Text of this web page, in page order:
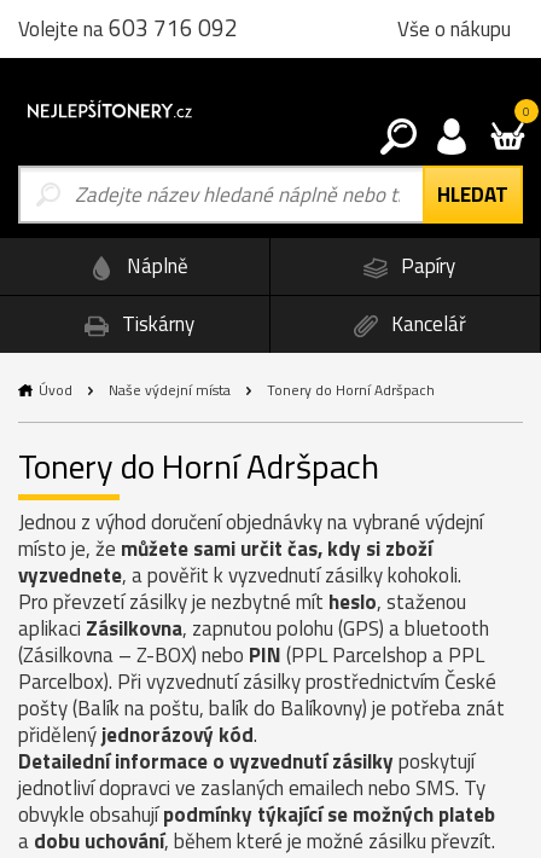
Volejte na603 716 092 Vše o nákupu
0
Náplně
Papíry
Tiskárny
Kancelář
Úvod Naše výdejní místa Tonery do Horní Adršpach
Tonery do Horní Adršpach
Jednou z výhod doručení objednávky na vybrané výdejní
místo je, že můžete sami určit čas, kdy si zboží
vyzvednete, a pověřit k vyzvednutí zásilky kohokoli.
Pro převzetí zásilky je nezbytné mít heslo, staženou
aplikaci Zásilkovna, zapnutou polohu (GPS) a bluetooth
(Zásilkovna – Z-BOX) nebo PIN(PPL Parcelshop a PPL
Parcelbox). Při vyzvednutí zásilky prostřednictvím České
pošty (Balík na poštu, balík do Balíkovny) je potřeba znát
přidělenýjednorázový kód.
Detailední informace o vyzvednutí zásilkyposkytují
jednotliví dopravci ve zaslaných emailech nebo SMS. Ty
obvykle obsahujípodmínky týkající se možných plateb
adobu uchování, během které je možné zásilku převzít.